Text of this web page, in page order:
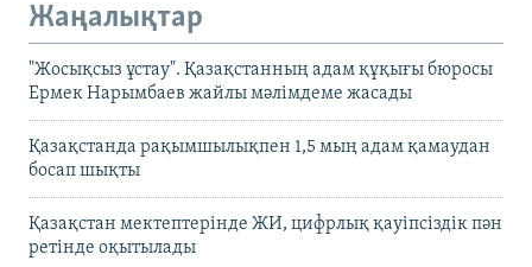
Жаңалықтар
"Жосықсыз ұстау". Қазақстанның адам құқығы бюросы
Ермек Нарымбаев жайлы мәлімдеме жасады
Қазақстанда рақымшылықпен 1,5 мың адам қамаудан
босап шықты
Қазақстан мектептерінде ЖИ, цифрлық қауіпсіздік пән
ретінде оқытылады